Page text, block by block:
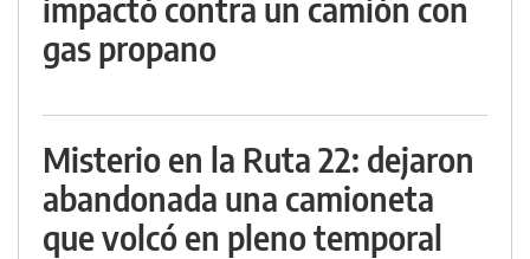
impactó contra un camión con
gas propano
Misterio en la Ruta 22: dejaron
abandonada una camioneta
que volcó en pleno temporal